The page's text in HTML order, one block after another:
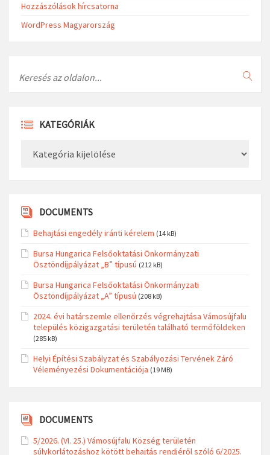
Hozzászólások hírcsatorna
WordPress Magyarország
KATEGÓRIÁK
DOCUMENTS
Behajtási engedély iránti kérelem (14 kB)
Bursa Hungarica Felsőoktatási Önkormányzati
Ösztöndíjpályázat „B” típusú (212 kB)
Bursa Hungarica Felsőoktatási Önkormányzati
Ösztöndíjpályázat „A” típusú (208 kB)
2024. évi határszemle ellenőrzés végrehajtása Vámosújfalu
település közigazgatási területén található termőföldeken
(285 kB)
Helyi Építési Szabályzat és Szabályozási Tervének Záró
Véleményezési Dokumentációja (19 MB)
DOCUMENTS
5/2026. (VI. 25.) Vámosújfalu Község területén
súlykorlátozáshoz kötött behajtás rendjéről szóló 6/2025.